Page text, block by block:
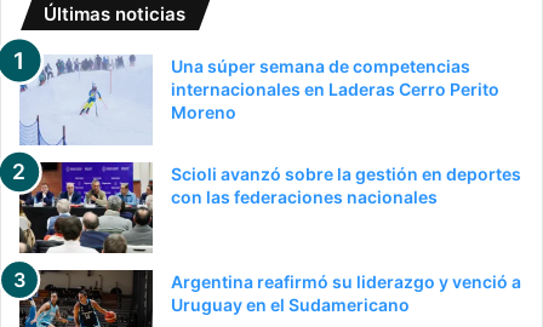
Últimas noticias
Una súper semana de competencias
internacionales en Laderas Cerro Perito
Moreno
Scioli avanzó sobre la gestión en deportes
con las federaciones nacionales
Argentina reafirmó su liderazgo y venció a
Uruguay en el Sudamericano